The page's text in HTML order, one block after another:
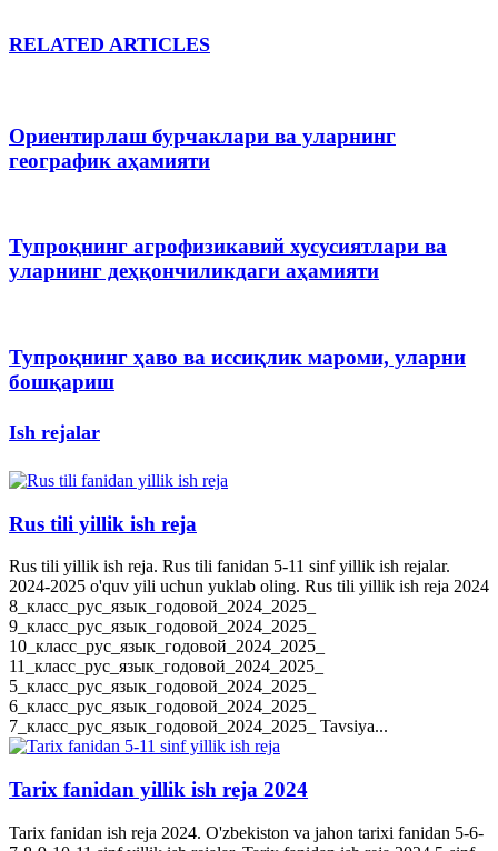
RELATED ARTICLES
Ориентирлаш бурчаклари ва уларнинг
географик аҳамияти
Тупроқнинг агрофизикавий хусусиятлари ва
уларнинг деҳқончиликдаги аҳамияти
Тупроқнинг ҳаво ва иссиқлик мароми, уларни
бошқариш
Ish rejalar
Rus tili yillik ish reja
Rus tili yillik ish reja. Rus tili fanidan 5-11 sinf yillik ish rejalar.
2024-2025 o'quv yili uchun yuklab oling. Rus tili yillik ish reja 2024
8_класс_рус_язык_годовой_2024_2025_
9_класс_рус_язык_годовой_2024_2025_
10_класс_рус_язык_годовой_2024_2025_
11_класс_рус_язык_годовой_2024_2025_
5_класс_рус_язык_годовой_2024_2025_
6_класс_рус_язык_годовой_2024_2025_
7_класс_рус_язык_годовой_2024_2025_ Tavsiya...
Tarix fanidan yillik ish reja 2024
Tarix fanidan ish reja 2024. O'zbekiston va jahon tarixi fanidan 5-6-